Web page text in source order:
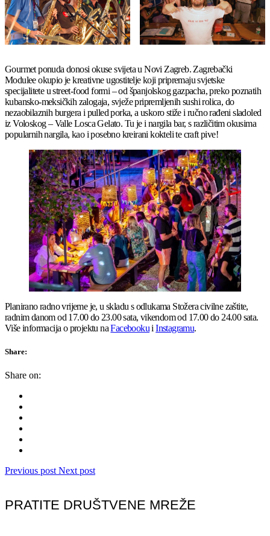
Gourmet ponuda donosi okuse svijeta u Novi Zagreb. Zagrebački
Modulee okupio je kreativne ugostitelje koji pripremaju svjetske
specijalitete u street-food formi – od španjolskog gazpacha, preko poznatih
kubansko-meksičkih zalogaja, svježe pripremljenih sushi rolica, do
nezaobilaznih burgera i pulled porka, a uskoro stiže i ručno rađeni sladoled
iz Voloskog – Valle Losca Gelato. Tu je i nargila bar, s različitim okusima
popularnih nargila, kao i posebno kreirani kokteli te craft pive!
Planirano radno vrijeme je, u skladu s odlukama Stožera civilne zaštite,
radnim danom od 17.00 do 23.00 sata, vikendom od 17.00 do 24.00 sata.
Više informacija o projektu naFacebookuiInstagramu.
Share:
Share on:
Previous post Next post
PRATITE DRUŠTVENE MREŽE